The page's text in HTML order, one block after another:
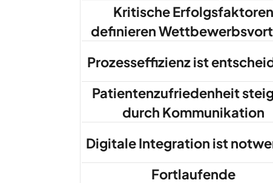
Kritische Erfolgsfaktoren
definieren
Prozesseffizienz ist
Patientenzufriedenheit
durch Kommunikation
Digitale Integration ist
Fortlaufende